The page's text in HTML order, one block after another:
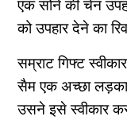
एक सोने की चेन
को उपहार देने का
सम्राट गिफ्ट
सैम एक अच्छा
उसने इसे स्वीकार